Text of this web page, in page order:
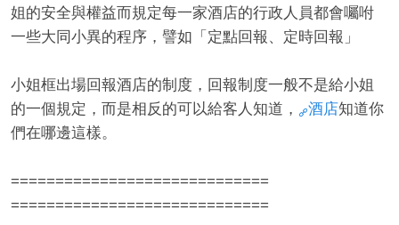
姐的安全與權益而規定每一家酒店的行政人員都會囑咐
一些大同小異的程序，譬如「定點回報、定時回報」
小姐框出場回報酒店的制度，回報制度一般不是給小姐
的一個規定，而是相反的可以給客人知道，
酒店知道你
們在哪邊這樣。
=============================
=============================